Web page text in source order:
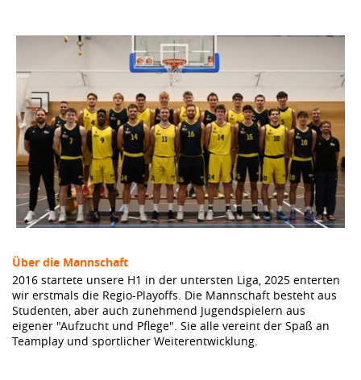
Über die Mannschaft
2016 startete unsere H1 in der untersten Liga, 2025 enterten
wir erstmals die Regio-Playoffs. Die Mannschaft besteht aus
Studenten, aber auch zunehmend Jugendspielern aus
eigener "Aufzucht und Pflege". Sie alle vereint der Spaß an
Teamplay und sportlicher Weiterentwicklung.